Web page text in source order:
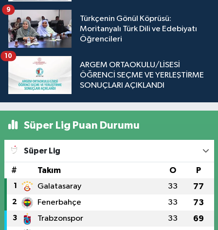
Türkçenin Gönül Köprüsü:
Moritanyalı Türk Dili ve Edebiyatı
Öğrencileri
9
ARGEM ORTAOKULU/LİSESİ
ÖĞRENCİ SEÇME VE YERLEŞTİRME
SONUÇLARI AÇIKLANDI
10
Süper Lig Puan Durumu
Süper Lig
# Takım O P
1 Galatasaray 33 77
2 Fenerbahçe 33 73
3 Trabzonspor 33 69